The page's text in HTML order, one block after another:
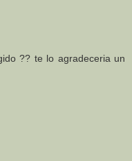
?? te lo agradeceria un